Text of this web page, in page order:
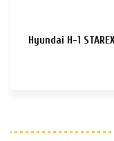
Hyundai H-1